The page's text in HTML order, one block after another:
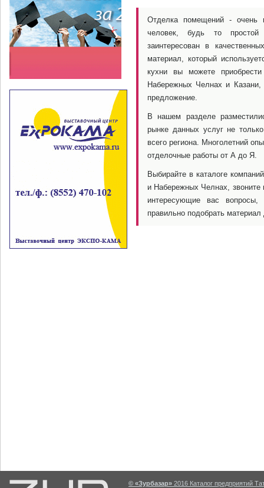
Отделка помещений - очень
человек, будь то простой
заинтересован в
материал, который
кухни вы можете
Набережных Челнах и
предложение.
В нашем разделе
рынке данных услуг не
всего региона. Многолетний
отделочные работы от А до Я.
Выбирайте в каталоге
и Набережных Челнах,
интересующие вас
правильно подобрать
© «Зурбазар» 2016 Каталог предприятий